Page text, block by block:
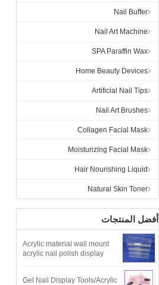
Nail Buffer
Nail Art Machine
SPA Paraffin Wax
Home Beauty Devices
Artificial Nail Tips
Nail Art Brushes
Collagen Facial Mask
Moisturizing Facial Mask
Hair Nourishing Liquid
Natural Skin Toner
أفضل المنتجات
Acrylic material wall mount
acrylic nail polish display
Gel Nail Display Tools/Acrylic